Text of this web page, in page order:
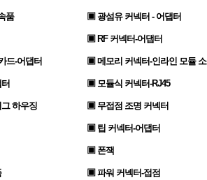
품 ▣ 광섬유 커넥터 - 어댑터
▣ RF 커넥터-어댑터
드-어댑터 ▣ 메모리 커넥터-인라인 모듈
▣ 모듈식 커넥터-RJ45
하우징 ▣ 무접점 조명 커넥터
▣ 팁 커넥터-어댑터
▣ 폰잭
▣ 파워 커넥터-접점